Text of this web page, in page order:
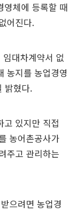
영체에 등록할 때
어진다.
대차계약서 없
농지를 농업경영
밝혔다.
고 있지만 직접
농어촌공사가
주고 관리하는
으려면 농업경